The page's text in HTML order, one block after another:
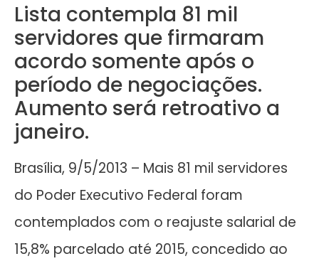
Lista contempla 81 mil
servidores que firmaram
acordo somente após o
período de negociações.
Aumento será retroativo a
janeiro.
Brasília, 9/5/2013 – Mais 81 mil servidores
do Poder Executivo Federal foram
contemplados com o reajuste salarial de
15,8% parcelado até 2015, concedido ao